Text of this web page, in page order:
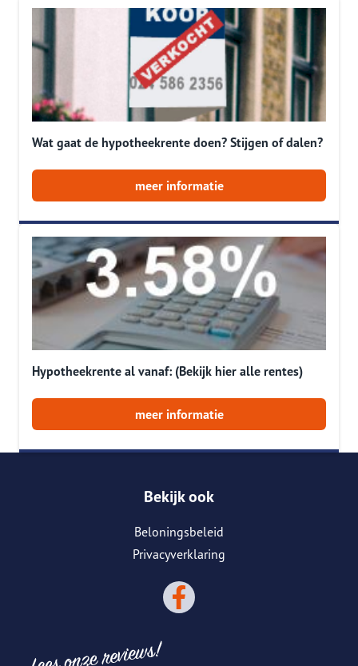
Wat gaat de hypotheekrente doen? Stijgen of dalen?
meer informatie
Hypotheekrente al vanaf: (Bekijk hier alle rentes)
meer informatie
Bekijk ook
Beloningsbeleid
Privacyverklaring